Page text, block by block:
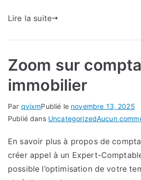
Lire la suite
Zoom sur
immobilier
Par qvixmPublié le novembre 13, 2025
Publié dans UncategorizedAucun
En savoir plus à propos de
créer appel à un Expert-
possible l’optimisation de votre